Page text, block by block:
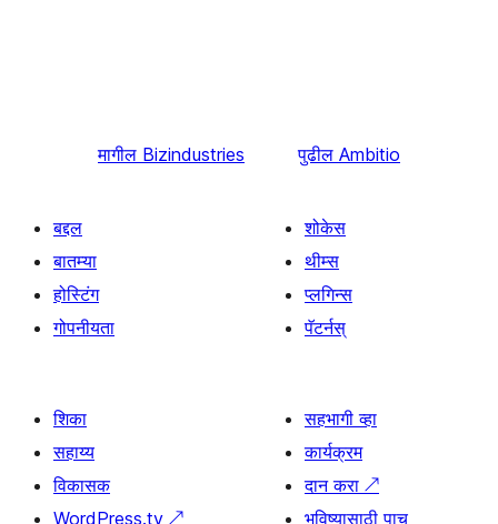
मागील Bizindustries पुढील Ambitio
बद्दल
बातम्या
होस्टिंग
गोपनीयता
शोकेस
थीम्स
प्लगिन्स
पॅटर्नस्
शिका
सहाय्य
विकासक
WordPress.tv ↗
सहभागी व्हा
कार्यक्रम
दान करा ↗
भविष्यासाठी पाच